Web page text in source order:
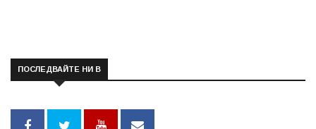
ПОСЛЕДВАЙТЕ НИ В